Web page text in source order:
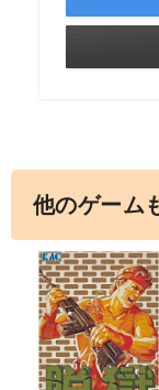
他のゲーム